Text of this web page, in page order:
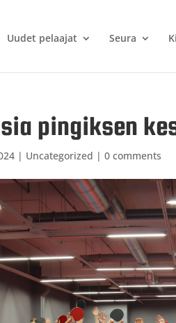
Uudet pelaajat Seura
pingiksen
| Uncategorized |0 comments